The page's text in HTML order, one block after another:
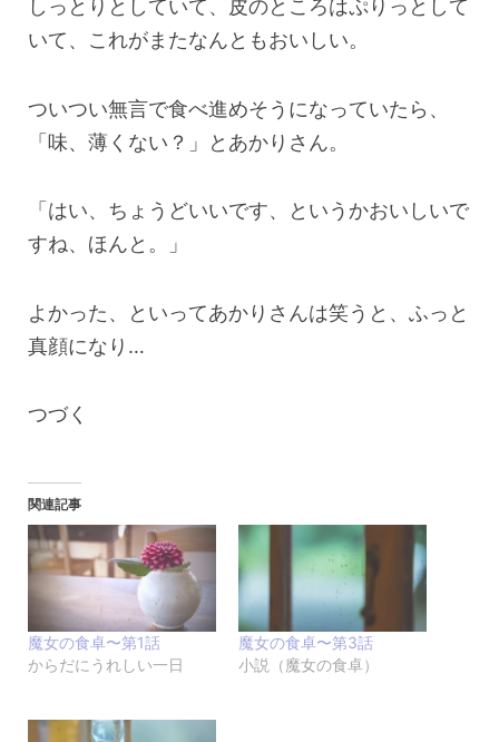
しっとりとしていて、皮のところはぷりっとして
いて、これがまたなんともおいしい。
ついつい無言で食べ進めそうになっていたら、
「味、薄くない？」とあかりさん。
「はい、ちょうどいいです、というかおいしいで
すね、ほんと。」
よかった、といってあかりさんは笑うと、ふっと
真顔になり…
つづく
関連記事
魔女の食卓〜第1話
からだにうれしい一日
魔女の食卓〜第3話
小説（魔女の食卓）